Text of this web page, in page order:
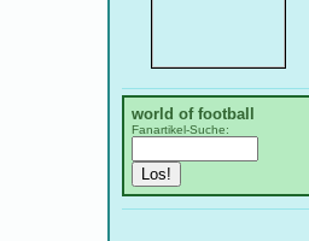
world of football
Fanartikel-Suche: